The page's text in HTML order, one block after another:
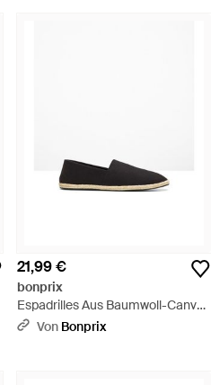
21,99 €
bonprix
Espadrilles Aus Baumwoll-Canvas
- Weiß
Von Bonprix